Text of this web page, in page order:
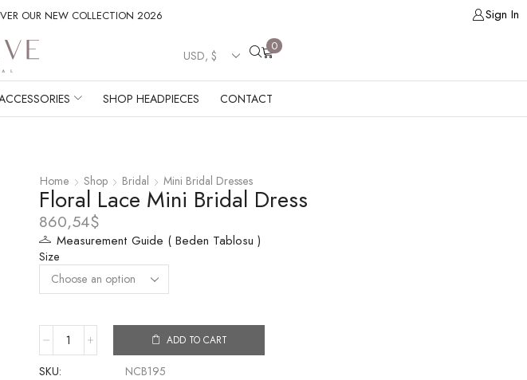
OUR NEW COLLECTION 2026 Sign In
0
SHOP HEADPIECES CONTACT
Home Shop Bridal Mini Bridal Dresses
Floral Lace Mini Bridal Dress
860,54$
Measurement Guide ( Beden Tablosu )
Size
ADD TO CART
SKU:
NCB195